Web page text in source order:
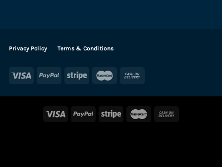
Privacy Policy Terms & Conditions